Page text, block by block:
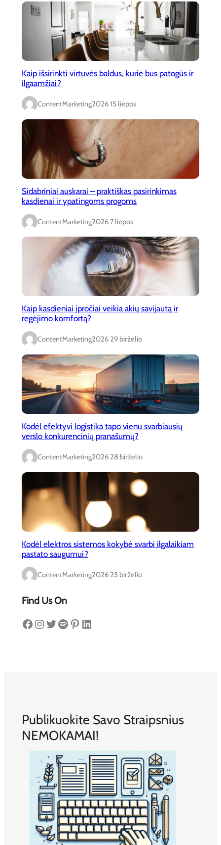
Kaip išsirinkti virtuvės baldus, kurie bus patogūs ir
ilgaamžiai?
ContentMarketing2026 15 liepos
Sidabriniai auskarai – praktiškas pasirinkimas
kasdienai ir ypatingoms progoms
ContentMarketing2026 7 liepos
Kaip kasdieniai įpročiai veikia akių savijautą ir
regėjimo komfortą?
ContentMarketing2026 29 birželio
Kodėl efektyvi logistika tapo vienu svarbiausių
verslo konkurencinių pranašumų?
ContentMarketing2026 28 birželio
Kodėl elektros sistemos kokybė svarbi ilgalaikiam
pastato saugumui?
ContentMarketing2026 25 birželio
Find Us On
Facebook Instagram Twitter Spotify Pinterest LinkedIn
Publikuokite Savo Straipsnius
NEMOKAMAI!